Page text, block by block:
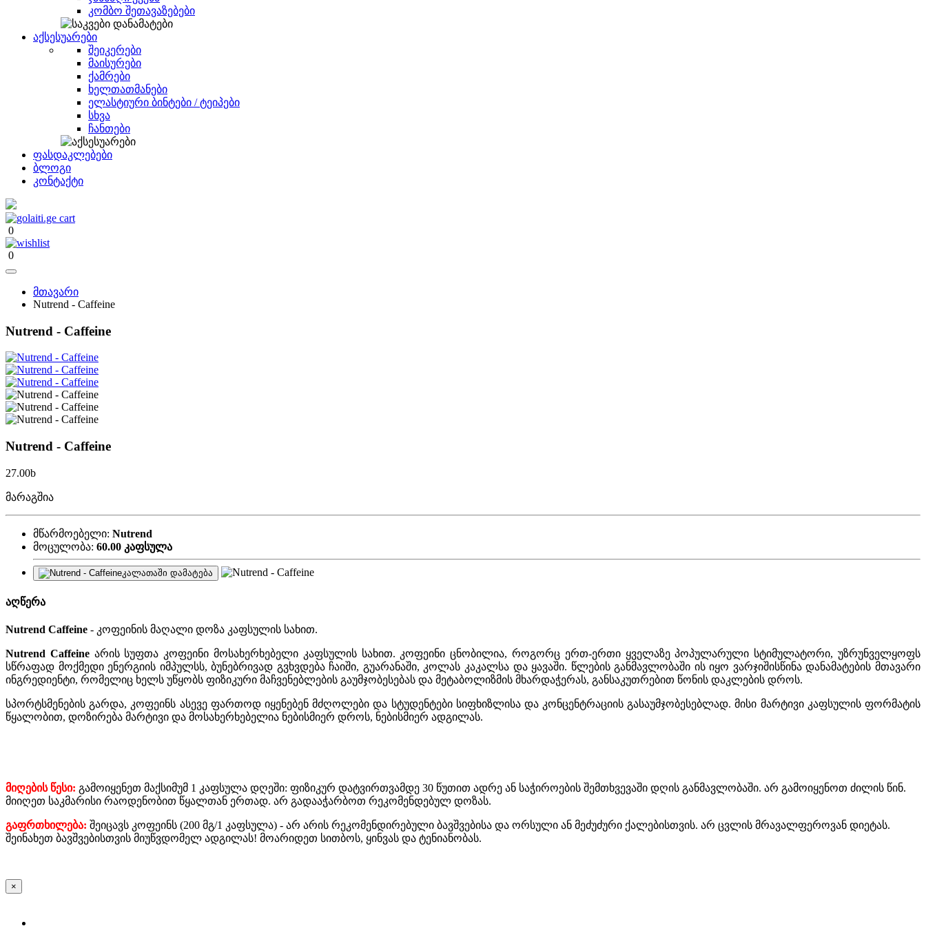
კომბო შეთავაზებები
აქსესუარები
შეიკერები
მაისურები
ქამრები
ხელთათმანები
ელასტიური ბინტები / ტეიპები
სხვა
ჩანთები
ფასდაკლებები
ბლოგი
კონტაქტი
0
0
მთავარი
Nutrend - Caffeine
Nutrend - Caffeine
Nutrend - Caffeine
27.00b
მარაგშია
მწარმოებელი: Nutrend
მოცულობა: 60.00 კაფსულა
კალათაში დამატება
აღწერა
Nutrend Caffeine - კოფეინის მაღალი დოზა კაფსულის სახით.
Nutrend Caffeineარის სუფთა კოფეინი მოსახერხებელი კაფსულის სახით. კოფეინი ცნობილია, როგორც ერთ-ერთი ყველაზე პოპულარული სტიმულატორი, უზრუნველყოფს
სწრაფად მოქმედი ენერგიის იმპულსს, ბუნებრივად გვხვდება ჩაიში, გუარანაში, კოლას კაკალსა და ყავაში. წლების განმავლობაში ის იყო ვარჯიშისწინა დანამატების მთავარი
ინგრედიენტი, რომელიც ხელს უწყობს ფიზიკური მაჩვენებლების გაუმჯობესებას და მეტაბოლიზმის მხარდაჭერას, განსაკუთრებით წონის დაკლების დროს.
სპორტსმენების გარდა, კოფეინს ასევე ფართოდ იყენებენ მძღოლები და სტუდენტები სიფხიზლისა და კონცენტრაციის გასაუმჯობესებლად. მისი მარტივი კაფსულის ფორმატის
წყალობით, დოზირება მარტივი და მოსახერხებელია ნებისმიერ დროს, ნებისმიერ ადგილას.
მიღების წესი: გამოიყენეთ მაქსიმუმ 1 კაფსულა დღეში: ფიზიკურ დატვირთვამდე 30 წუთით ადრე ან საჭიროების შემთხვევაში დღის განმავლობაში. არ გამოიყენოთ ძილის წინ.
მიიღეთ საკმარისი რაოდენობით წყალთან ერთად. არ გადააჭარბოთ რეკომენდებულ დოზას.
გაფრთხილება: შეიცავს კოფეინს (200 მგ/1 კაფსულა) - არ არის რეკომენდირებული ბავშვებისა და ორსული ან მეძუძური ქალებისთვის. არ ცვლის მრავალფეროვან დიეტას.
შეინახეთ ბავშვებისთვის მიუწვდომელ ადგილას! მოარიდეთ სითბოს, ყინვას და ტენიანობას.
×